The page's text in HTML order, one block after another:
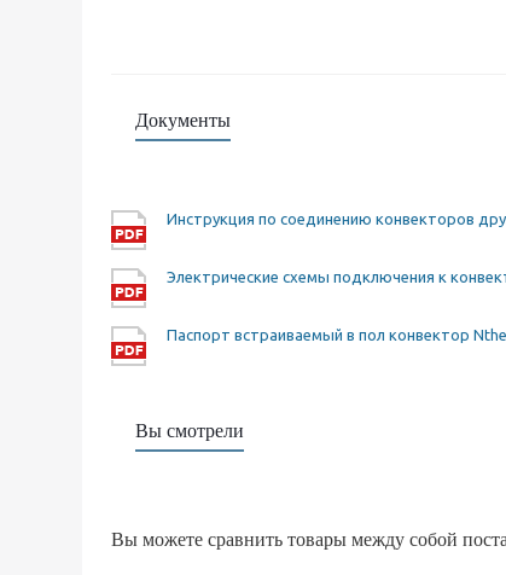
Документы
Инструкция по соединению конвекторов
Электрические схемы подключения к
Паспорт встраиваемый в пол конвектор
Вы смотрели
Вы можете сравнить товары между собой